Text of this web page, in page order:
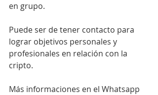
en grupo.
Puede ser de tener contacto para
lograr objetivos personales y
profesionales en relación con la
cripto.
Más informaciones en el Whatsapp